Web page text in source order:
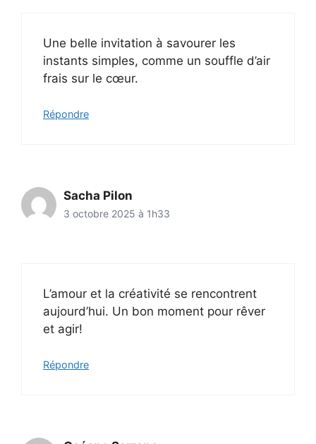
Une belle invitation à savourer les
instants simples, comme un souffle d’air
frais sur le cœur.
Répondre
Sacha Pilon
3 octobre 2025 à 1h33
L’amour et la créativité se rencontrent
aujourd’hui. Un bon moment pour rêver
et agir!
Répondre